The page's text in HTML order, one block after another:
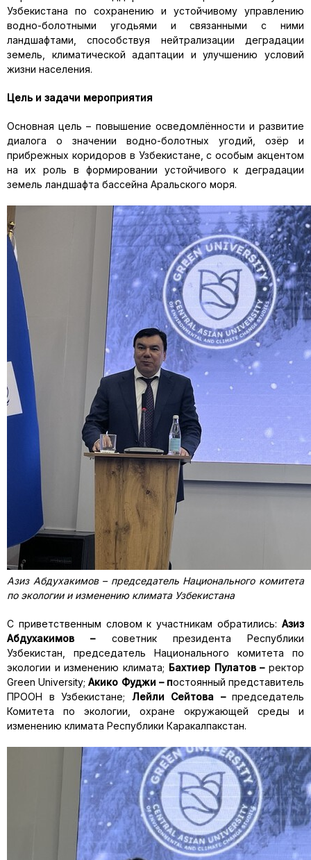
Узбекистана по сохранению и устойчивому управлению
водно-болотными угодьями и связанными с ними
ландшафтами, способствуя нейтрализации деградации
земель, климатической адаптации и улучшению условий
жизни населения.
Цель и задачи мероприятия
Основная цель – повышение осведомлённости и развитие
диалога о значении водно-болотных угодий, озёр и
прибрежных коридоров в Узбекистане, с особым акцентом
на их роль в формировании устойчивого к деградации
земель ландшафта бассейна Аральского моря.
Азиз Абдухакимов – председатель Национального комитета
по экологии и изменению климата Узбекистана
С приветственным словом к участникам обратились: Азиз
Абдухакимов –советник президента Республики
Узбекистан, председатель Национального комитета по
экологии и изменению климата; Бахтиер Пулатов –ректор
Green University;Акико Фуджи – постоянный представитель
ПРООН в Узбекистане; Лейли Сейтова –председатель
Комитета по экологии, охране окружающей среды и
изменению климата Республики Каракалпакстан.